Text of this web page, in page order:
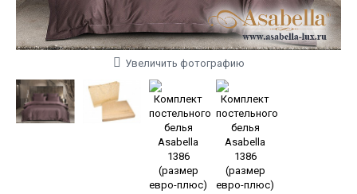
Увеличить фотографию